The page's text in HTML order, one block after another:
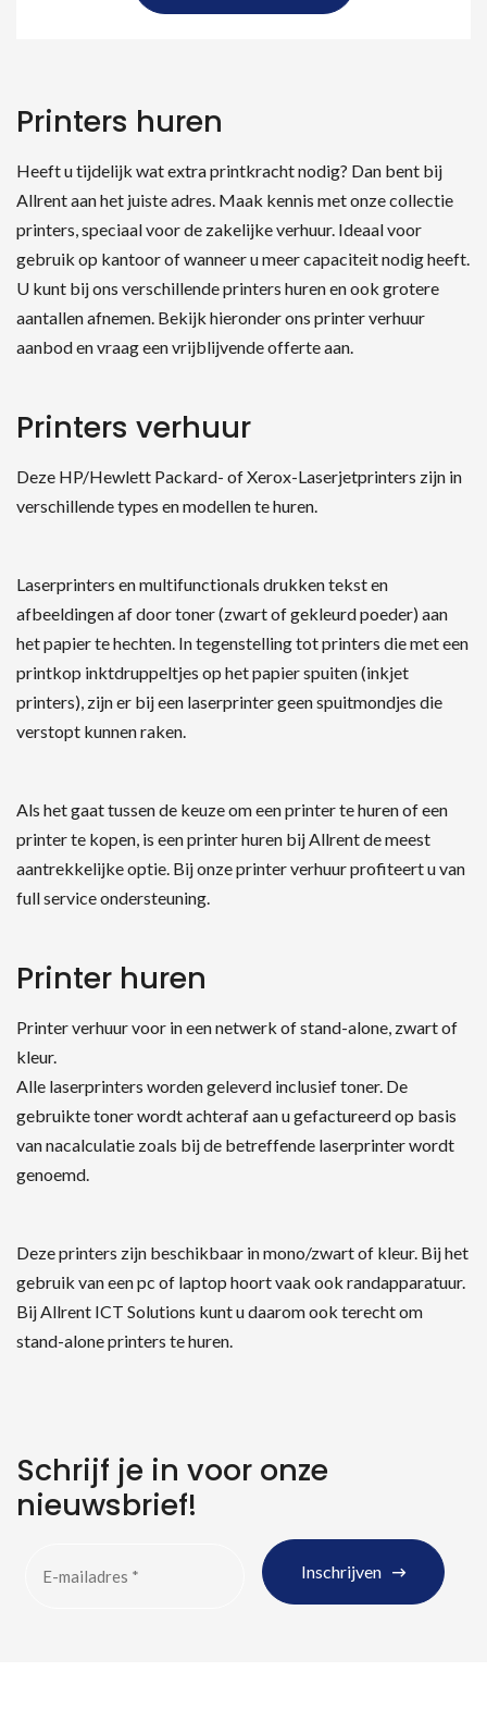
Printers huren
Heeft u tijdelijk wat extra printkracht nodig? Dan bent bij
Allrent aan het juiste adres. Maak kennis met onze collectie
printers, speciaal voor de zakelijke verhuur. Ideaal voor
gebruik op kantoor of wanneer u meer capaciteit nodig heeft.
U kunt bij ons verschillende printers huren en ook grotere
aantallen afnemen. Bekijk hieronder ons printer verhuur
aanbod en vraag een vrijblijvende offerte aan.
Printers verhuur
Deze HP/Hewlett Packard- of Xerox-Laserjetprinters zijn in
verschillende types en modellen te huren.
Laserprinters en multifunctionals drukken tekst en
afbeeldingen af door toner (zwart of gekleurd poeder) aan
het papier te hechten. In tegenstelling tot printers die met een
printkop inktdruppeltjes op het papier spuiten (inkjet
printers), zijn er bij een laserprinter geen spuitmondjes die
verstopt kunnen raken.
Als het gaat tussen de keuze om een printer te huren of een
printer te kopen, is een printer huren bij Allrent de meest
aantrekkelijke optie. Bij onze printer verhuur profiteert u van
full service ondersteuning.
Printer huren
Printer verhuur voor in een netwerk of stand-alone, zwart of
kleur.
Alle laserprinters worden geleverd inclusief toner. De
gebruikte toner wordt achteraf aan u gefactureerd op basis
van nacalculatie zoals bij de betreffende laserprinter wordt
genoemd.
Deze printers zijn beschikbaar in mono/zwart of kleur. Bij het
gebruik van een pc of laptop hoort vaak ook randapparatuur.
Bij Allrent ICT Solutions kunt u daarom ook terecht om
stand-alone printers te huren.
Schrijf je in voor onze
nieuwsbrief!
Inschrijven